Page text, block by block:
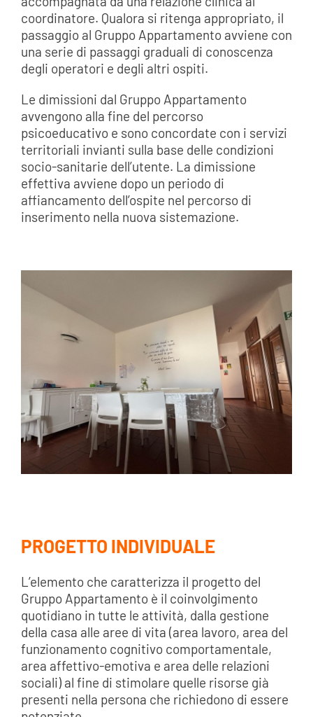
coordinatore. Qualora si ritenga appropriato, il
passaggio al Gruppo Appartamento avviene con
una serie di passaggi graduali di conoscenza
degli operatori e degli altri ospiti.
Le dimissioni dal Gruppo Appartamento
avvengono alla fine del percorso
psicoeducativo e sono concordate con i servizi
territoriali invianti sulla base delle condizioni
socio-sanitarie dell’utente. La dimissione
effettiva avviene dopo un periodo di
affiancamento dell’ospite nel percorso di
inserimento nella nuova sistemazione.
PROGETTO INDIVIDUALE
L’elemento che caratterizza il progetto del
Gruppo Appartamento è il coinvolgimento
quotidiano in tutte le attività, dalla gestione
della casa alle aree di vita (area lavoro, area del
funzionamento cognitivo comportamentale,
area affettivo-emotiva e area delle relazioni
sociali) al fine di stimolare quelle risorse già
presenti nella persona che richiedono di essere